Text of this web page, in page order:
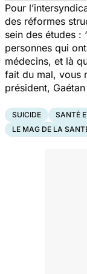
Pour
des réformes
sein des études :
personnes qui
médecins, et là
fait du mal, vous
président,
SUICIDE SANTÉ
LE MAG DE LA